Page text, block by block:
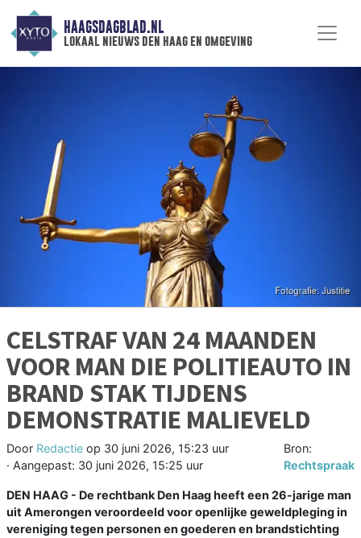
HAAGSDAGBLAD.NL
lokaal nieuws den haag en omgeving
CELSTRAF VAN 24 MAANDEN
VOOR MAN DIE POLITIEAUTO IN
BRAND STAK TIJDENS
DEMONSTRATIE MALIEVELD
Door Redactie op 30 juni 2026, 15:23 uur
· Aangepast: 30 juni 2026, 15:25 uur
Bron:
Rechtspraak
DEN HAAG - De rechtbank Den Haag heeft een 26-jarige man
uit Amerongen veroordeeld voor openlijke geweldpleging in
vereniging tegen personen en goederen en brandstichting